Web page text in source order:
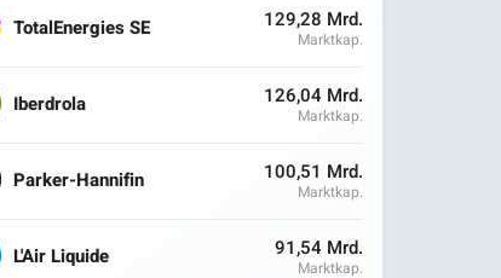
TotalEnergies SE 129,28 Mrd.
Marktkap.
Iberdrola 126,04 Mrd.
Marktkap.
Parker-Hannifin 100,51 Mrd.
Marktkap.
L'Air Liquide 91,54 Mrd.
Marktkap.